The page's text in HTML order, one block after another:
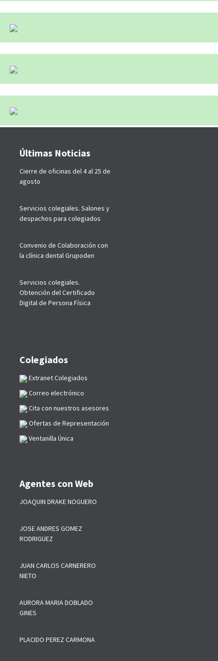
Últimas Noticias
Cierre de oficinas del 4 al 25 de
agosto
Servicios colegiales. Salones y
despachos para colegiados
Convenio de Colaboración con
la clínica dental Grupoden
Servicios colegiales.
Obtención del Certificado
Digital de Persona Física
Colegiados
Extranet Colegiados
Correo electrónico
Cita con nuestros asesores
Ofertas de Representación
Ventanilla Única
Agentes con Web
JOAQUIN DRAKE NOGUERO
JOSE ANDRES GOMEZ
RODRIGUEZ
JUAN CARLOS CARNERERO
NIETO
AURORA MARIA DOBLADO
GINES
PLACIDO PEREZ CARMONA